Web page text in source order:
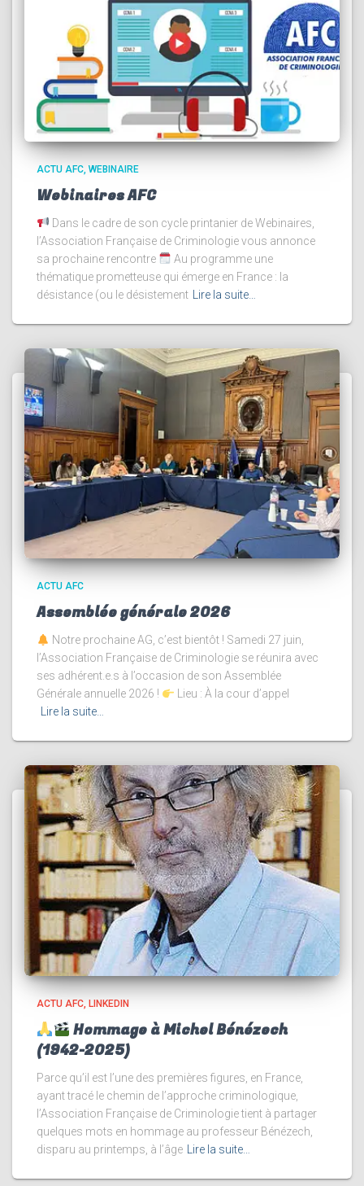
ACTU AFC WEBINAIRE
Webinaires AFC
Dans le cadre de son cycle printanier de Webinaires,
l’Association Française de Criminologie vous annonce
sa prochaine rencontre
Au programme une
thématique prometteuse qui émerge en France : la
désistance (ou le désistement
Lire la suite…
ACTU AFC
Assemblée générale 2026
Notre prochaine AG, c’est bientôt ! Samedi 27 juin,
l’Association Française de Criminologie se réunira avec
ses adhérent.e.s à l’occasion de son Assemblée
Générale annuelle 2026 !
Lieu : À la cour d’appel
Lire la suite…
ACTU AFC LINKEDIN
Hommage à Michel Bénézech
(1942-2025)
Parce qu’il est l’une des premières figures, en France,
ayant tracé le chemin de l’approche criminologique,
l’Association Française de Criminologie tient à partager
quelques mots en hommage au professeur Bénézech,
disparu au printemps, à l’âge
Lire la suite…